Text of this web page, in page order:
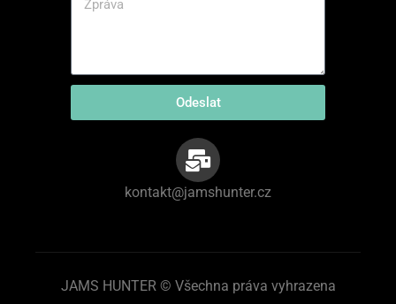
Odeslat
kontakt@jamshunter.cz
JAMS HUNTER © Všechna práva vyhrazena